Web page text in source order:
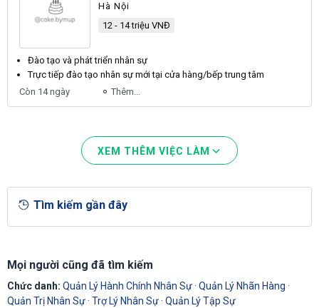
Hà Nội
12 - 14 triệu VNĐ
Đào tạo và phát triển nhân sự
Trực tiếp đào tạo nhân sự mới tại cửa hàng/bếp trung tâm
Còn 14 ngày
Thêm...
XEM THÊM VIỆC LÀM
Tìm kiếm gần đây
Mọi người cũng đã tìm kiếm
Chức danh: Quản Lý Hành Chính Nhân Sự· Quản Lý Nhãn Hàng ·
Quản Trị Nhân Sự· Trợ Lý Nhân Sự· Quản Lý Tập Sự